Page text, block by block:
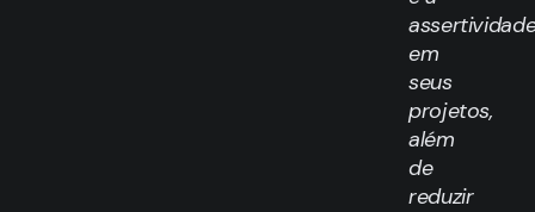
em
seus
projetos,
além
de
reduzir